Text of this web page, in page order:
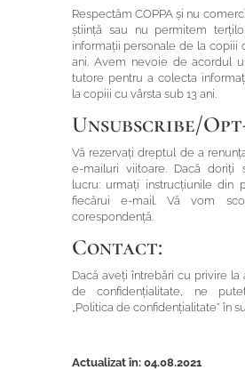
Respectăm COPPA și nu
știință sau nu permitem
informații personale de la copiii
ani. Avem nevoie de acordul
tutore pentru a colecta
la copiii cu vârsta sub 13 ani.
Unsubscribe/
Vă rezervați dreptul de a
e-mailuri viitoare. Dacă doriți
lucru: urmați instrucțiunile din
fiecărui e-mail. Vă vom
corespondență.
Contact:
Dacă aveți întrebări cu privire la
de confidențialitate, ne
„Politica de confidențialitate” în
Actualizat în: 04.08.2021